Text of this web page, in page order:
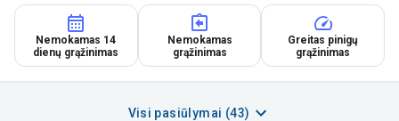
Nemokamas 14
dienų grąžinimas
Nemokamas
grąžinimas
Greitas pinigų
grąžinimas
Visi pasiūlymai (43)